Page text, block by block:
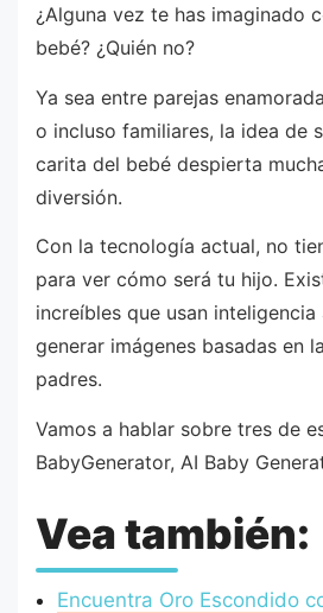
¿Alguna vez te has imaginado
bebé? ¿Quién no?
Ya sea entre parejas
o incluso familiares, la idea de
carita del bebé despierta
diversión.
Con la tecnología actual, no
para ver cómo será tu hijo.
increíbles que usan
generar imágenes basadas en
padres.
Vamos a hablar sobre tres de
BabyGenerator, AI Baby
Vea también:
Encuentra Oro Escondido